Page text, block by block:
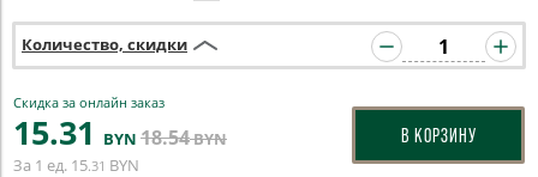
Количество, скидки
Скидка за онлайн заказ
15.31 BYN 18.54BYN
За 1 ед. 15.31 BYN
В КОРЗИНУ